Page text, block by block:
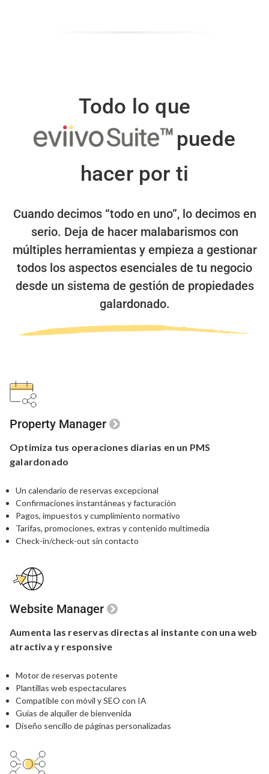
Todo lo que
puede
hacer por ti
Cuando decimos “todo en uno”, lo decimos en
serio. Deja de hacer malabarismos con
múltiples herramientas y empieza a gestionar
todos los aspectos esenciales de tu negocio
desde un sistema de gestión de propiedades
galardonado.
Property Manager
Optimiza tus operaciones diarias en un PMS
galardonado
Un calendario de reservas excepcional
Confirmaciones instantáneas y facturación
Pagos, impuestos y cumplimiento normativo
Tarifas, promociones, extras y contenido multimedia
Check-in/check-out sin contacto
Website Manager
Aumenta las reservas directas al instante con unaweb
atractiva y responsive
Motor de reservas potente
Plantillas web espectaculares
Compatible con móvil y SEO con IA
Guías de alquiler de bienvenida
Diseño sencillo de páginas personalizadas